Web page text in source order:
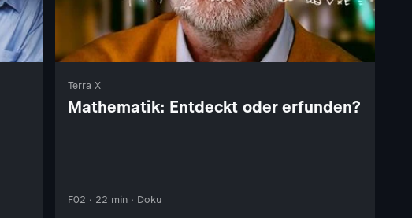
Terra X
Mathematik: Entdeckt oder erfunden?
F02 · 22 min · Doku